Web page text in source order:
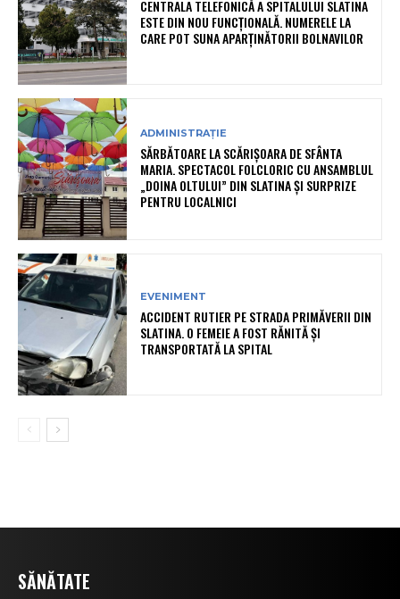
CENTRALA TELEFONICĂ A SPITALULUI SLATINA
ESTE DIN NOU FUNCȚIONALĂ. NUMERELE LA
CARE POT SUNA APARȚINĂTORII BOLNAVILOR
ADMINISTRAȚIE
SĂRBĂTOARE LA SCĂRIȘOARA DE SFÂNTA
MARIA. SPECTACOL FOLCLORIC CU ANSAMBLUL
„DOINA OLTULUI” DIN SLATINA ȘI SURPRIZE
PENTRU LOCALNICI
EVENIMENT
ACCIDENT RUTIER PE STRADA PRIMĂVERII DIN
SLATINA. O FEMEIE A FOST RĂNITĂ ȘI
TRANSPORTATĂ LA SPITAL
SĂNĂTATE